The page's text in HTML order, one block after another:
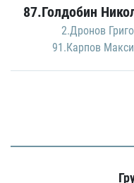
87.Голдобин
2.Дронов
91.Карпов